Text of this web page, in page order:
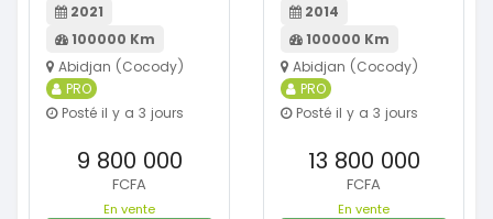
2021
100000 Km
Abidjan (Cocody)
PRO
Posté il y a 3 jours
9 800 000
FCFA
En vente
2014
100000 Km
Abidjan (Cocody)
PRO
Posté il y a 3 jours
13 800 000
FCFA
En vente